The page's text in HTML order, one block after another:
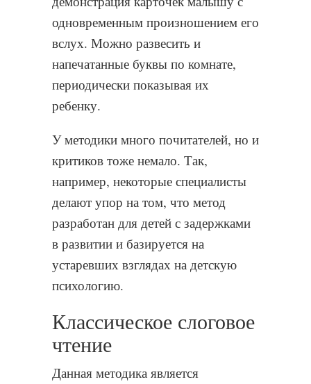
одновременным произношением его
вслух. Можно развесить и
напечатанные буквы по комнате,
периодически показывая их
ребенку.
У методики много почитателей, но и
критиков тоже немало. Так,
например, некоторые специалисты
делают упор на том, что метод
разработан для детей с задержками
в развитии и базируется на
устаревших взглядах на детскую
психологию.
Классическое слоговое
чтение
Данная методика является